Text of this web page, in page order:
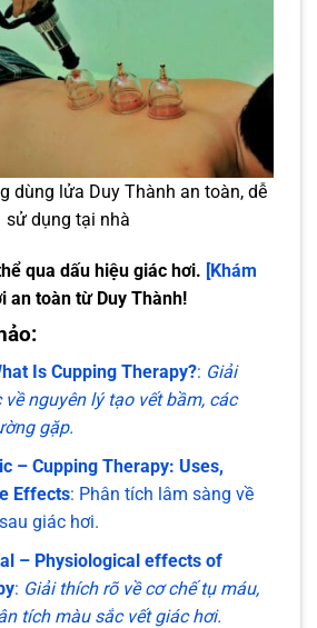
dùng lửa Duy Thành an toàn, dễ
sử dụng tại nhà
qua dấu hiệu giác hơi. [Khám
an toàn từ Duy Thành!
Is Cupping Therapy?: Giải
nguyên lý tạo vết bầm, các
gặp.
– Cupping Therapy: Uses,
Effects: Phân tích lâm sàng về
giác hơi.
– Physiological effects of
: Giải thích rõ về cơ chế tụ máu,
tích màu sắc vết giác hơi.